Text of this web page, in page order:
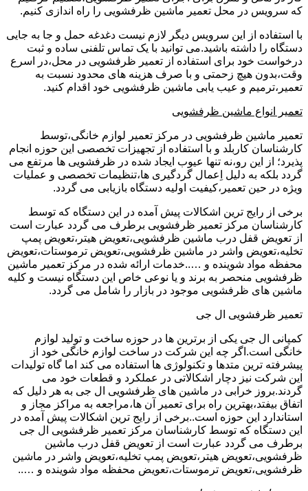
که سرویس در محل تعمیر ماشین ظرفشویی را راه اندازی کنیم.
با استفاده از این سرویس دیگر لازم نیست دغدغه حمل و جا به جایی
دستگاه را داشته باشید.می توانید با یک تماس تلفنی ساده و ثبت
درخواست خود برای استفاده از تعمیر ظرفشویی در محل،در اسرع
وقت،بدون هیچ زحمتی و با صرف هزینه های محدود نسبت به
تعمیر،ترمیم و عیب یابی ماشین ظرفشویی خود اقدام کنید.
تعمیر انواع ماشین ظرفشویی
تعمیر ماشین ظرفشویی در مرکز تعمیر لوازم خانگی،توسط
کارشناسان کاربلد و با استفاده از تجهیزات تخصصی این حوزه انجام
پذیرد؛ از این رو،نه تنها عیوب ایجاد شده در ظرفشویی ها مرتفع می
گردد بلکه به دلیل اِعمال گردگیری ها،تنظیمات تخصصی و عملیات
ویژه در حین تعمیر،کیفیت اولیه دستگاه بازیابی می گردد.
برخی از رایج ترین اشکالات پیش آمده در این دستگاه که توسط
کارشناسان مرکز تعمیر ظرفشویی برطرف می گردد عبارت است
از تعویض قفل درب ماشین ظرفشویی،تعویض هیتر،تعویض پمپ
تخلیه،تعویض واشر در ماشین ظرفشویی،تعویض ترموستات،تعویض
محفظه مواد شوینده و …..خدمات ارائه شده در مرکز تعمیر ماشین
ظرفشویی منحصر به برند و یا نوعی خاص این دستگاه نیست و کلیه
ماشین های ظرفشویی موجود در بازار را شامل می گردد.
تعمیر ظرفشویی ال جی
کمپانی ال جی یکی از برترین ها در حوزه ساخت و تولید لوازم
خانگی است.اگر چه این شرکت در ساخت لوازم خانگی خود از
پیشرفته ترین متدها و تکنولوژی ها استفاده می کند اما گاه تولیدات
این شرکت نیز دچار اشکالاتی در عملکرد و قطعات خود می
گردند.بروز خرابی در ماشین های ظرفشویی ال جی به هر دلیل که
اتفاق بیفتد،بهترین راه برای تعمیر آن ها،مراجعه به مراکز مجاز و
استاندارد این حوزه است..برخی از رایج ترین اشکالات پیش آمده در
این دستگاه که توسط کارشناسان مرکز تعمیر ظرفشویی ال جی
برطرف می گردد عبارت است از تعویض قفل درب ماشین
ظرفشویی،تعویض هیتر،تعویض پمپ تخلیه،تعویض واشر در ماشین
ظرفشویی،تعویض ترموستات،تعویض محفظه مواد شوینده و …..